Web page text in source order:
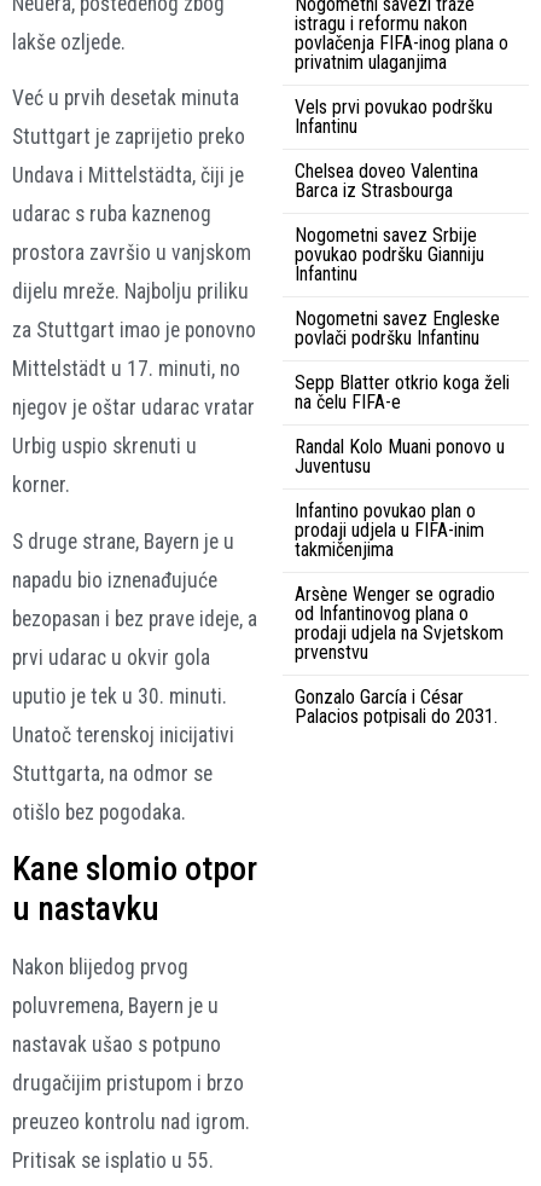
lakše ozljede.
Već u prvih desetak minuta
Stuttgart je zaprijetio preko
Undava i Mittelstädta, čiji je
udarac s ruba kaznenog
prostora završio u vanjskom
dijelu mreže. Najbolju priliku
za Stuttgart imao je ponovno
Mittelstädt u 17. minuti, no
njegov je oštar udarac vratar
Urbig uspio skrenuti u
korner.
S druge strane, Bayern je u
napadu bio iznenađujuće
bezopasan i bez prave ideje, a
prvi udarac u okvir gola
uputio je tek u 30. minuti.
Unatoč terenskoj inicijativi
Stuttgarta, na odmor se
otišlo bez pogodaka.
Kane slomio otpor
u nastavku
Nakon blijedog prvog
poluvremena, Bayern je u
nastavak ušao s potpuno
drugačijim pristupom i brzo
preuzeo kontrolu nad igrom.
Pritisak se isplatio u 55.
istragu i reformu nakon
povlačenja FIFA-inog plana o
privatnim ulaganjima
Vels prvi povukao podršku
Infantinu
Chelsea doveo Valentina
Barca iz Strasbourga
Nogometni savez Srbije
povukao podršku Gianniju
Infantinu
Nogometni savez Engleske
povlači podršku Infantinu
Sepp Blatter otkrio koga želi
na čelu FIFA-e
Randal Kolo Muani ponovo u
Juventusu
Infantino povukao plan o
prodaji udjela u FIFA-inim
takmičenjima
Arsène Wenger se ogradio
od Infantinovog plana o
prodaji udjela na Svjetskom
prvenstvu
Gonzalo García i César
Palacios potpisali do 2031.